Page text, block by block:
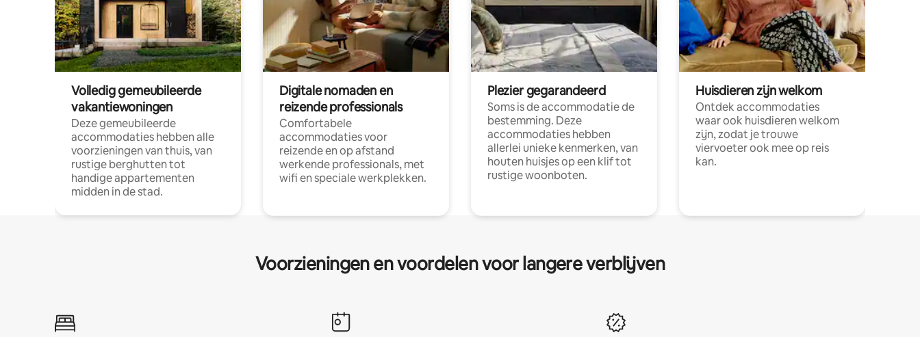
Volledig gemeubileerde
vakantiewoningen
Deze gemeubileerde
accommodaties hebben alle
voorzieningen van thuis, van
rustige berghutten tot
handige appartementen
midden in de stad.
Digitale nomaden en
reizende professionals
Comfortabele
accommodaties voor
reizende en op afstand
werkende professionals, met
wifi en speciale werkplekken.
Plezier gegarandeerd
Soms is de accommodatie de
bestemming. Deze
accommodaties hebben
allerlei unieke kenmerken, van
houten huisjes op een klif tot
rustige woonboten.
Huisdieren zijn welkom
Ontdek accommodaties
waar ook huisdieren welkom
zijn, zodat je trouwe
viervoeter ook mee op reis
kan.
Voorzieningen en voordelen voor langere verblijven